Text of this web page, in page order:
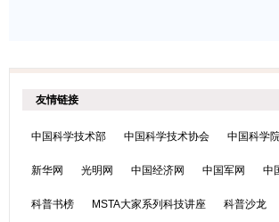
友情链接
中国科学技术部 中国科学技术协会 中国科学
新华网 光明网 中国经济网 中国军网 中
科普书榜 MSTA大家系列科技讲座 科普沙龙